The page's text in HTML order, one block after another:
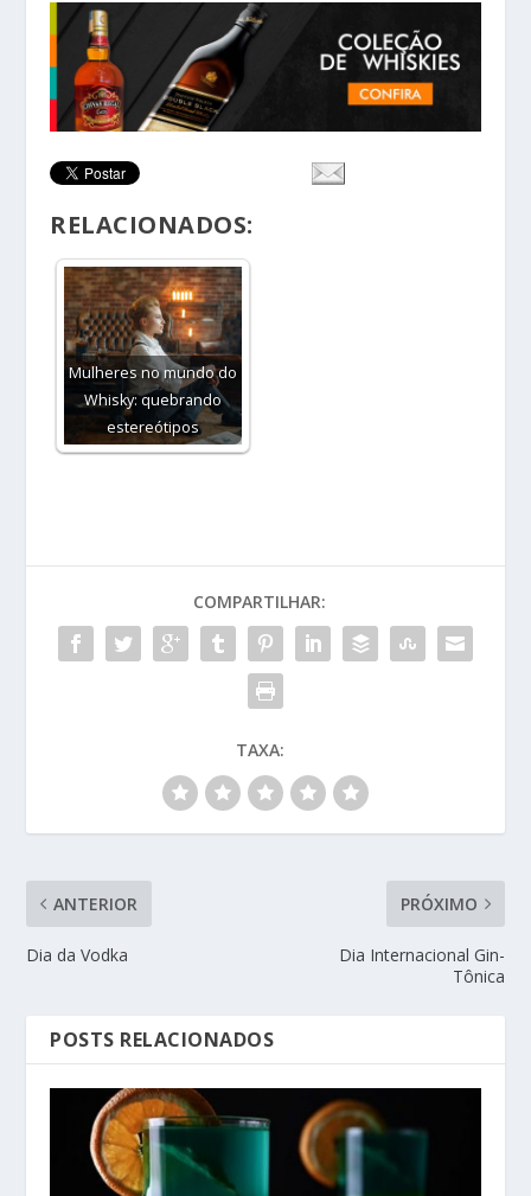
RELACIONADOS:
Mulheres no mundo do
Whisky: quebrando
estereótipos
COMPARTILHAR:
TAXA:
ANTERIOR
Dia da Vodka
PRÓXIMO
Dia Internacional Gin-
Tônica
POSTS RELACIONADOS